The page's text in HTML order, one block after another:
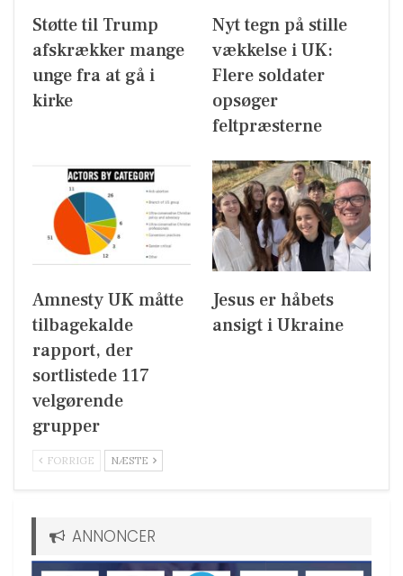
Støtte til Trump
afskrækker mange
unge fra at gå i
kirke
Nyt tegn på stille
vækkelse i UK:
Flere soldater
opsøger
feltpræsterne
Amnesty UK måtte
tilbagekalde
rapport, der
sortlistede 117
velgørende
grupper
Jesus er håbets
ansigt i Ukraine
FORRIGE NÆSTE
ANNONCER